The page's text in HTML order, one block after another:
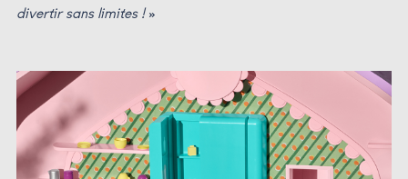
divertir sans limites !»